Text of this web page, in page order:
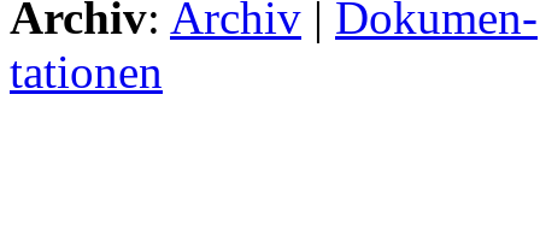
Archiv: Archiv | Dokumen-
tationen